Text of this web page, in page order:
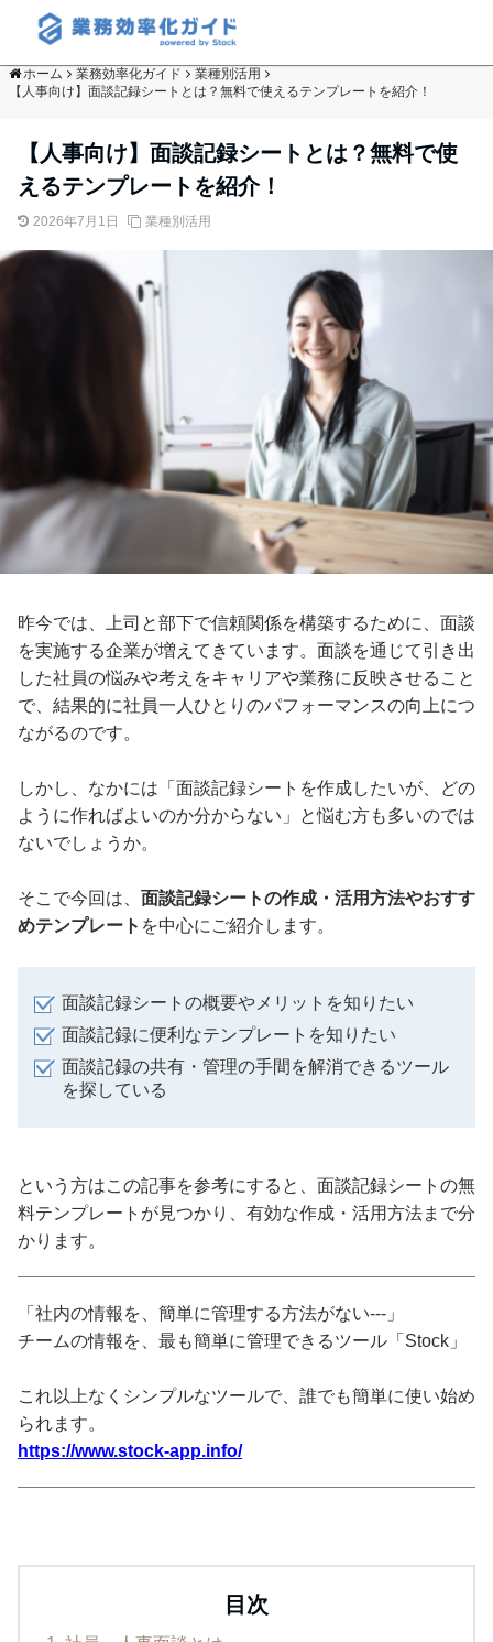
ホーム 業務効率化ガイド
業種別活用
【人事向け】面談記録シートとは？無料で使えるテンプレートを紹介！
【人事向け】面談記録シートとは？無料で使
えるテンプレートを紹介！
2026年7月1日 業種別活用
昨今では、上司と部下で信頼関係を構築するために、面談
を実施する企業が増えてきています。面談を通じて引き出
した社員の悩みや考えをキャリアや業務に反映させること
で、結果的に社員一人ひとりのパフォーマンスの向上につ
ながるのです。
しかし、なかには「面談記録シートを作成したいが、どの
ように作ればよいのか分からない」と悩む方も多いのでは
ないでしょうか。
そこで今回は、 面談記録シートの作成・活用方法やおすす
めテンプレート を中心にご紹介します。
面談記録シートの概要やメリットを知りたい
面談記録に便利なテンプレートを知りたい
面談記録の共有・管理の手間を解消できるツール
を探している
という方はこの記事を参考にすると、面談記録シートの無
料テンプレートが見つかり、有効な作成・活用方法まで分
かります。
「社内の情報を、簡単に管理する方法がない---」
チームの情報を、最も簡単に管理できるツール「Stock」
これ以上なくシンプルなツールで、誰でも簡単に使い始め
られます。
https://www.stock-app.info/
目次